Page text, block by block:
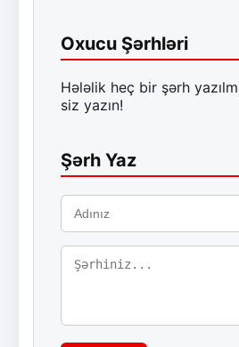
Oxucu Şərhləri
Hələlik heç bir şərh
siz yazın!
Şərh Yaz